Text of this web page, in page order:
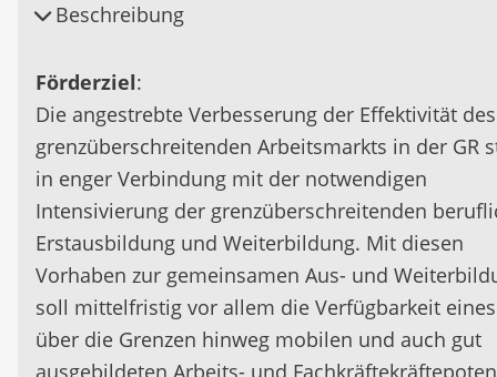
Beschreibung
Förderziel:
Die angestrebte Verbesserung der Effektivität des
grenzüberschreitenden Arbeitsmarkts in der GR
in enger Verbindung mit der notwendigen
Intensivierung der grenzüberschreitenden
Erstausbildung und Weiterbildung. Mit diesen
Vorhaben zur gemeinsamen Aus- und
soll mittelfristig vor allem die Verfügbarkeit eines
über die Grenzen hinweg mobilen und auch gut
ausgebildeten Arbeits- und